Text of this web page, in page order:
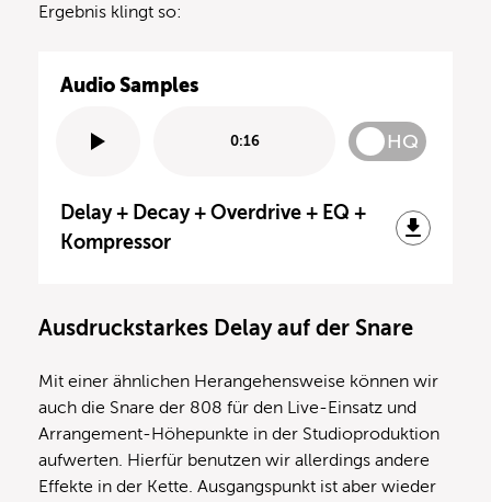
Ergebnis klingt so:
Audio Samples
0:16 HQ
Delay + Decay + Overdrive + EQ +
Kompressor
Ausdruckstarkes Delay auf der Snare
Mit einer ähnlichen Herangehensweise können wir
auch die Snare der 808 für den Live-Einsatz und
Arrangement-Höhepunkte in der Studioproduktion
aufwerten. Hierfür benutzen wir allerdings andere
Effekte in der Kette. Ausgangspunkt ist aber wieder